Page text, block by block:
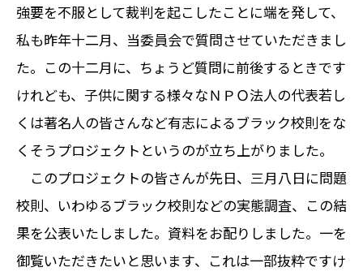
強要を不服として裁判を起こしたことに端を発して、
私も昨年十二月、当委員会で質問させていただきまし
た。この十二月に、ちょうど質問に前後するときです
けれども、子供に関する様々なＮＰＯ法人の代表若し
くは著名人の皆さんなど有志によるブラック校則をな
くそうプロジェクトというのが立ち上がりました。
このプロジェクトの皆さんが先日、三月八日に問題
校則、いわゆるブラック校則などの実態調査、この結
果を公表いたしました。資料をお配りしました。一を
御覧いただきたいと思います、これは一部抜粋ですけ